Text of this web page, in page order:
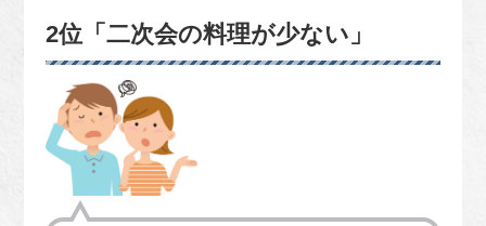
2位「二次会の料理が少ない」